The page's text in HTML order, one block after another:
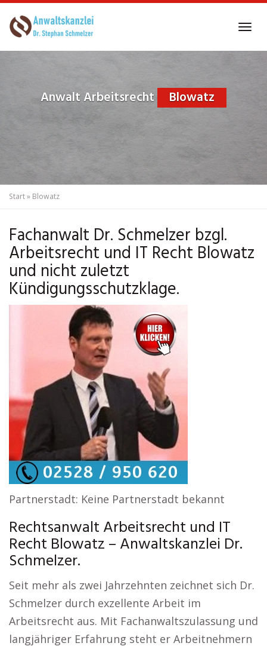
to
Anwalt Arbeitsrecht Blowatz
Start» Blowatz
Fachanwalt Dr. Schmelzer bzgl.
Arbeitsrecht und IT Recht Blowatz
und nicht zuletzt
Kündigungsschutzklage.
Partnerstadt: Keine Partnerstadt bekannt
Rechtsanwalt Arbeitsrecht und IT
Recht Blowatz – Anwaltskanzlei Dr.
Schmelzer.
Seit mehr als zwei Jahrzehnten zeichnet sich Dr.
Schmelzer durch exzellente Arbeit im
Arbeitsrecht aus. Mit Fachanwaltszulassung und
langjähriger Erfahrung steht er Arbeitnehmern